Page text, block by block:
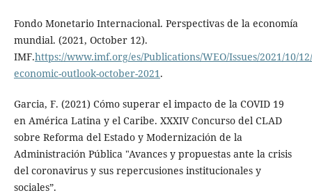
Fondo Monetario Internacional. Perspectivas de la economía
mundial. (2021, October 12).
IMF.https://www.imf.org/es/Publications/WEO/Issues/2021/10/
economic-outlook-october-2021 .
Garcia, F. (2021) Cómo superar el impacto de la COVID 19
en América Latina y el Caribe. XXXIV Concurso del CLAD
sobre Reforma del Estado y Modernización de la
Administración Pública "Avances y propuestas ante la crisis
del coronavirus y sus repercusiones institucionales y
sociales”.